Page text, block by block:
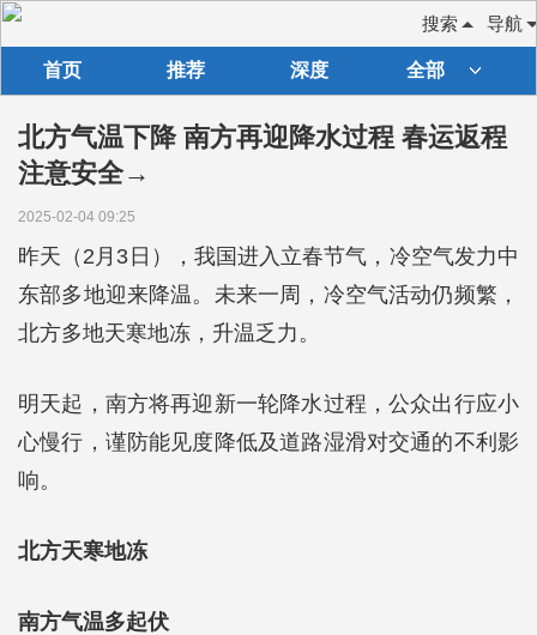
导航
搜索
首页 推荐 深度 全部
北方气温下降 南方再迎降水过程 春运返程
注意安全→
2025-02-04 09:25
昨天（2月3日），我国进入立春节气，冷空气发力中
东部多地迎来降温。未来一周，冷空气活动仍频繁，
北方多地天寒地冻，升温乏力。
明天起，南方将再迎新一轮降水过程，公众出行应小
心慢行，谨防能见度降低及道路湿滑对交通的不利影
响。
北方天寒地冻
南方气温多起伏